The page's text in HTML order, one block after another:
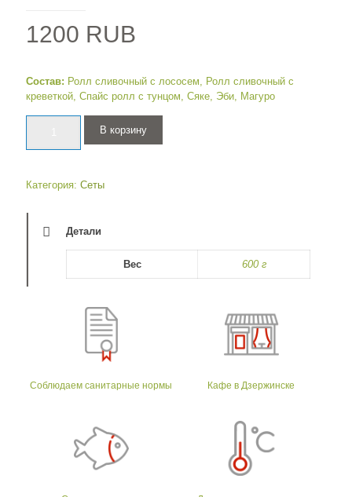
1200 RUB
Состав: Ролл сливочный с лососем, Ролл сливочный с
креветкой, Спайс ролл с тунцом, Сяке, Эби, Магуро
В корзину
Категория: Сеты
Детали
Вес 600 г
Соблюдаем санитарные нормы Кафе в Дзержинске